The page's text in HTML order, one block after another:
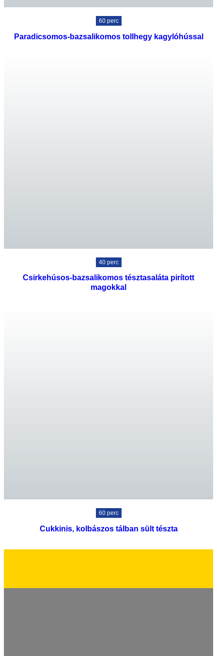
60 perc
Paradicsomos-bazsalikomos tollhegy kagylóhússal
40 perc
Csirkehúsos-bazsalikomos tésztasaláta pirított
magokkal
60 perc
Cukkinis, kolbászos tálban sült tészta